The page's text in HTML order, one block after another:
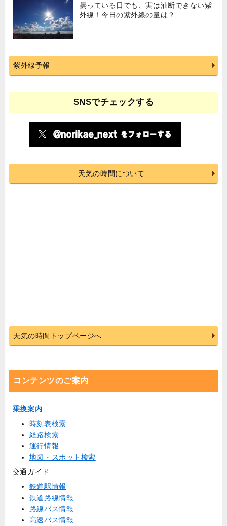
曇っている日でも、実は油断できない紫
外線！今日の紫外線の量は？
紫外線予報
SNSでチェックする
天気の時間について
天気の時間トップページへ
コンテンツのご案内
乗換案内
時刻表検索
経路検索
運行情報
地図・スポット検索
交通ガイド
鉄道駅情報
鉄道路線情報
路線バス情報
高速バス情報